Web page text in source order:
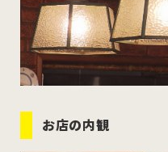
お店の内観